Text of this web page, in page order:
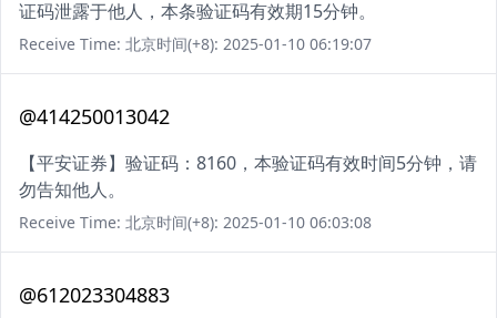
证码泄露于他人，本条验证码有效期15分钟。
Receive Time: 北京时间(+8): 2025-01-10 06:19:07
@414250013042
【平安证券】验证码：8160，本验证码有效时间5分钟，请
勿告知他人。
Receive Time: 北京时间(+8): 2025-01-10 06:03:08
@612023304883